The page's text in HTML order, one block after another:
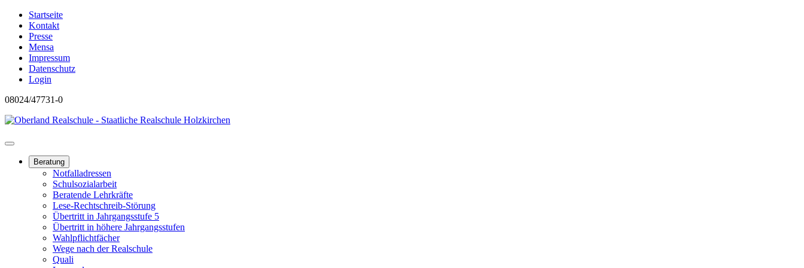
Startseite
Kontakt
Presse
Mensa
Impressum
Datenschutz
Login
08024/47731-0
Beratung
Notfalladressen
Schulsozialarbeit
Beratende Lehrkräfte
Lese-Rechtschreib-Störung
Übertritt in Jahrgangsstufe 5
Übertritt in höhere Jahrgangsstufen
Wahlpflichtfächer
Wege nach der Realschule
Quali